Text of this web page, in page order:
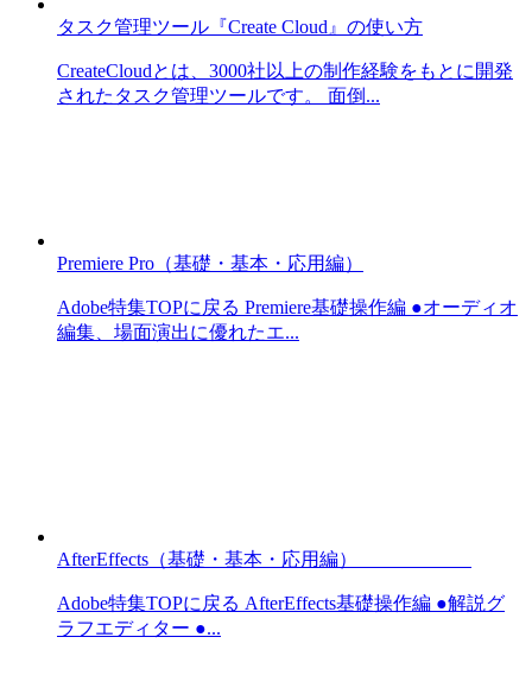
タスク管理ツール『Create Cloud』の使い方
CreateCloudとは、3000社以上の制作経験をもとに開発
されたタスク管理ツールです。 面倒...
Premiere Pro（基礎・基本・応用編）
Adobe特集TOPに戻る Premiere基礎操作編 ●オーディオ
編集、場面演出に優れたエ...
AfterEffects（基礎・基本・応用編）
Adobe特集TOPに戻る AfterEffects基礎操作編 ●解説グ
ラフエディター ●...